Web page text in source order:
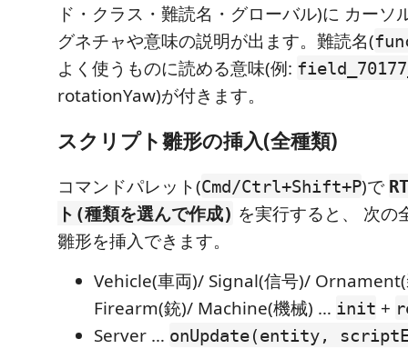
ド・クラス・難読名・グローバル)に カーソ
グネチャや意味の説明が出ます。難読名(
よく使うものに読める意味(例:
rotationYaw)が付きます。
スクリプト雛形の挿入(全種類)
コマンドパレット(Cmd/Ctrl+Shift+P)で
ト(種類を選んで作成) を実行すると、 次の
雛形を挿入できます。
Vehicle(車両)/ Signal(信号)/
Firearm(銃)/ Machine(機械) … init +
Server … onUpdate(entity,